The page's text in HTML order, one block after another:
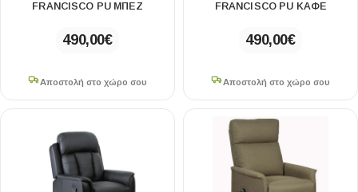
FRANCISCO PU ΜΠΕΖ
490,00€
Αποστολή στο χώρο σου
FRANCISCO PU ΚΑΦΕ
490,00€
Αποστολή στο χώρο σου